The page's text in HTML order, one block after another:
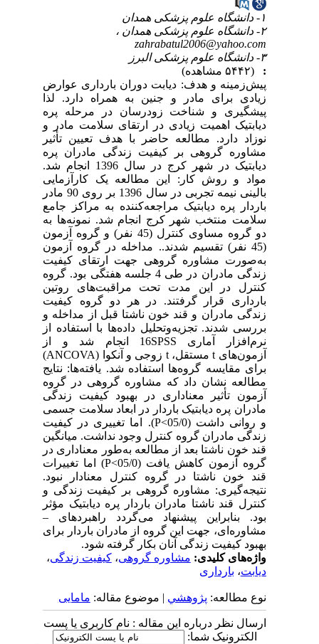
zahrabatul2006@yahoo.com
پیش‌زمینه و هدف: دیابت دوران بارداری عوارض
زیادی برای مادر و جنین به همراه دارد. لذا
پیشگیری و شناخت زودرسان در مرحله پره
دیابتیک اهمیت زیادی در ارتقای سلامت مادر و
نوزاد دارد. مطالعه حاضر با هدف تعیین تأثیر
مشاوره گروهی بر کیفیت زندگی مادران پره
دیابتیک در شهر کرج در سال 1396 انجام شد.
مواد و روش کار: این مطالعه یک کارآزمایی
بالینی نیمه تجربی در سال 1396 بر روی 90 مادر
باردار پره دیابتیک مراجعه‌کننده به مراکز جامع
سلامت منتخب شهر کرج انجام شد. نمونه‌ها به
دو گروه مساوی کنترل (45 نفر) و گروه آزمون
(45 نفر) تقسیم شدند.. مداخله در گروه آزمون
به‌صورت مشاوره گروهی جهت ارتقای کیفیت
زندگی مادران در طی 4 جلسه هفتگی بود. گروه
کنترل در این مدت تحت مراقبت‌های روتین
بارداری قرار گرفتند. در هر دو گروه کیفیت
زندگی مادران و قند خون ناشتا قبل از مداخله و
بررسی شدند. تجزیه‌وتحلیل داده‌ها با استفاده از
نرم‌افزار آماری 16SPSS انجام شد و از
آزمون‌های t مستقل، t زوجی و آنکوا (ANCOVA)
برای مقایسه گروه‌ها استفاده شد. یافته‌ها: نتایج
مطالعه نشان داد که مشاوره گروهی در گروه
آزمون تأثیر معناداری در بهبود کیفیت زندگی
مادران پره دیابتیک باردار در ابعاد سلامت جسمی
و روانی داشت (05/0>P). اما تغییری در کیفیت
زندگی مادران گروه کنترل وجود نداشت. میانگین
قند خون ناشتا بعد از مطالعه به‌طور معناداری در
گروه آزمون کاهش یافت (05/0>P) اما تغییرات
قند خون ناشتا در گروه کنترل معنادار نبود.
نتیجه‌گیری: مشاوره گروهی بر کیفیت زندگی و
کنترل قند ناشتا مادران باردار پره دیابتیک مؤثر
بود. بنابراین پیشنهاد می‌گردد راهبردهای –
مشاوره‌ای، جهت این گروه از مادران باردار برای
بهبود کیفیت زندگی آنان بکار گرفته شود.
واژه‌های کلیدی:مشاوره گروهی،کیفیت زندگی،
دیابت،بارداری
نوع مطالعه:پژوهشي| موضوع مقاله:مامایی
ارسال نظر درباره این مقاله : نام کاربری یا پست
الکترونیک شما: